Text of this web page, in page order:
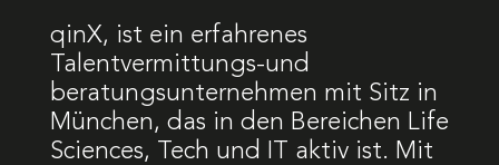
qinX, ist ein erfahrenes
Talentvermittungs-und
beratungsunternehmen mit Sitz in
München, das in den Bereichen Life
Sciences, Tech und IT aktiv ist. Mit